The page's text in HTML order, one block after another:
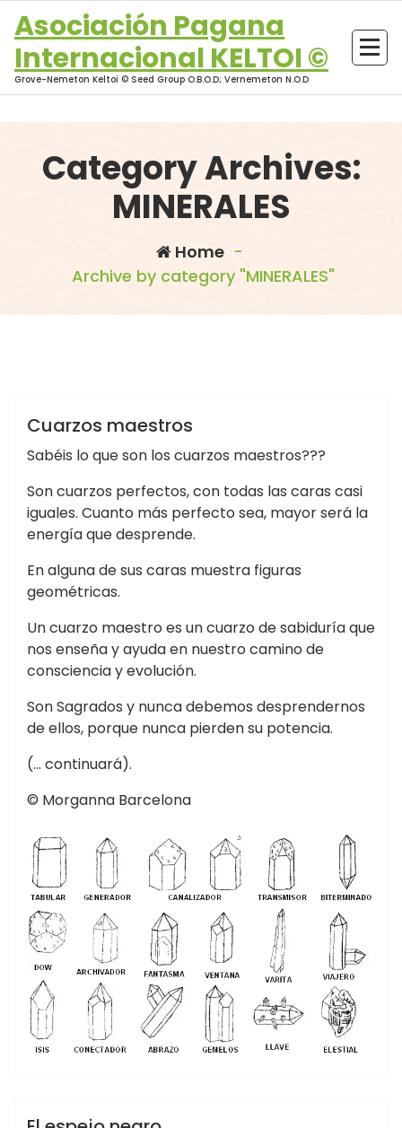
content
Asociación Pagana
Internacional KELTOI ©
Grove-Nemeton Keltoi © Seed Group O.B.O.D; Vernemeton N.O.D
Category Archives:
MINERALES
Home -
Archive by category "MINERALES"
BOTICA DE LA BRUJA
LIBRO DE LAS SOMBRAS
MINERALES
Cuarzos maestros
Sabéis lo que son los cuarzos maestros???
Son cuarzos perfectos, con todas las caras casi
iguales. Cuanto más perfecto sea, mayor será la
energía que desprende.
En alguna de sus caras muestra figuras
geométricas.
Un cuarzo maestro es un cuarzo de sabiduría que
nos enseña y ayuda en nuestro camino de
consciencia y evolución.
Son Sagrados y nunca debemos desprendernos
de ellos, porque nunca pierden su potencia.
(… continuará).
© Morganna Barcelona
BOTICA DE LA BRUJA